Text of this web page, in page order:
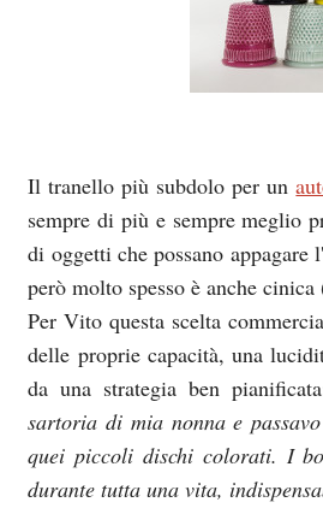
Il tranello più subdolo per un
sempre di più e sempre meglio
di oggetti che possano
però molto spesso è anche
Per Vito questa scelta
delle proprie capacità, una
da una strategia ben
sartoria di mia nonna e
quei piccoli dischi colorati. I
durante tutta una vita,